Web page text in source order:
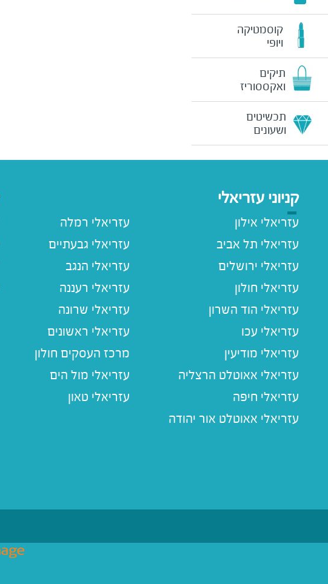
קוסמטיקה
ויופי
תיקים
ואקססוריז
תכשיטים
ושעונים
קניוני עזריאלי
עזריאלי אילון
עזריאלי תל אביב
עזריאלי ירושלים
עזריאלי חולון
עזריאלי הוד השרון
עזריאלי עכו
עזריאלי מודיעין
עזריאלי אאוטלט הרצליה
עזריאלי חיפה
עזריאלי אאוטלט אור יהודה
עזריאלי רמלה
עזריאלי גבעתיים
עזריאלי הנגב
עזריאלי רעננה
עזריאלי שרונה
עזריאלי ראשונים
מרכז העסקים חולון
עזריאלי מול הים
עזריאלי טאון